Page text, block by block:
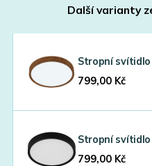
Další varianty
Stropní svítidlo
799,00 Kč
Stropní svítidlo
799,00 Kč